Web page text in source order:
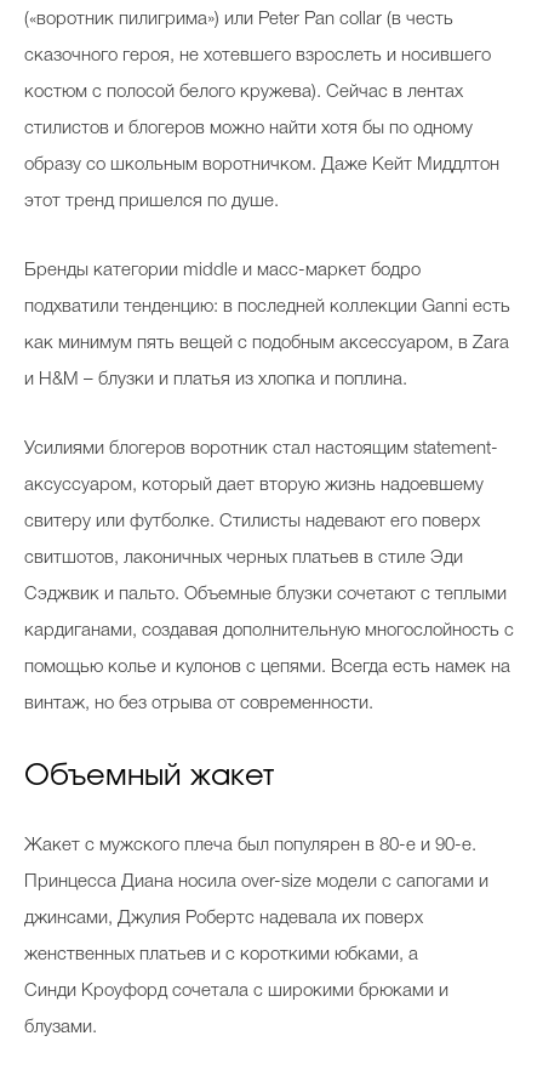
(«воротник пилигрима») или Peter Pan collar (в честь
сказочного героя, не хотевшего взрослеть и носившего
костюм с полосой белого кружева). Сейчас в лентах
стилистов и блогеров можно найти хотя бы по одному
образу со школьным воротничком. Даже Кейт Миддлтон
этот тренд пришелся по душе.
Бренды категории middle и масс-маркет бодро
подхватили тенденцию: в последней коллекции Ganni есть
как минимум пять вещей с подобным аксессуаром, в Zara
и H&M – блузки и платья из хлопка и поплина.
Усилиями блогеров воротник стал настоящим statement-
аксуссуаром, который дает вторую жизнь надоевшему
свитеру или футболке. Стилисты надевают его поверх
свитшотов, лаконичных черных платьев в стиле Эди
Сэджвик и пальто. Объемные блузки сочетают с теплыми
кардиганами, создавая дополнительную многослойность с
помощью колье и кулонов с цепями. Всегда есть намек на
винтаж, но без отрыва от современности.
Объемный жакет
Жакет с мужского плеча был популярен в 80-е и 90-е.
Принцесса Диана носила over-size модели с сапогами и
джинсами, Джулия Робертс надевала их поверх
женственных платьев и с короткими юбками, а
Синди Кроуфорд сочетала с широкими брюками и
блузами.